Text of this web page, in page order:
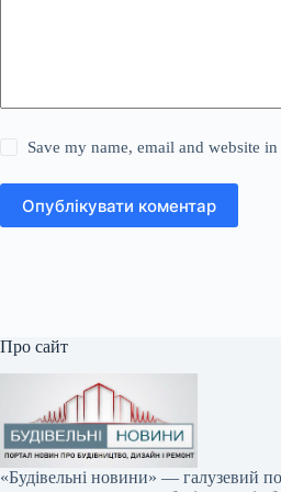
Save my name, email and website
Опублікувати коментар
Про сайт
«Будівельні новини» — галузевий